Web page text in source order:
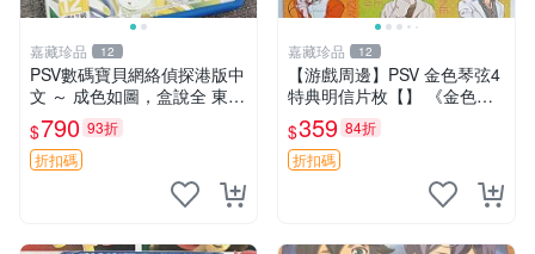
嘉藏珍品 12
PSV數碼寶貝網絡偵探港版中
文 ～ 成色如圖，盒說全 東西
有現貨 可以發
$790 93折
折扣碼
嘉藏珍品 12
【游戲周邊】PSV 金色琴弦4
特典明信片枚【】 《金色琴
弦4》作為女性向戀愛模擬游
戲，其特典內容設計延續了系
列傳統，尤其以首批限定版附
$359 84折
折扣碼